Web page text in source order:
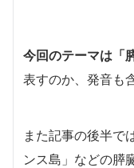
今回のテーマは「
表すのか、発音も
また記事の後半で
ンス島」などの膵